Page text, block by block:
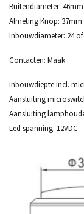
Buitendiameter: 46mm
Afmeting Knop: 37mm
Inbouwdiameter: 24
Contacten: Maak
Inbouwdiepte incl.
Aansluiting
Aansluiting
Led spanning: 12VDC